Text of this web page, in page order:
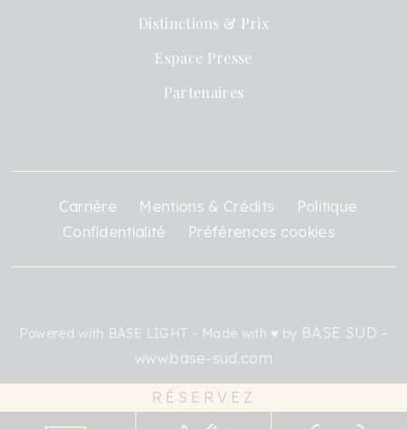
RÉSERVEZ
Distinctions & Prix
Espace Presse
Partenaires
Carrière Mentions & Crédits
Politique
Confidentialité
Préférences cookies
Powered with BASE LIGHT - Made with ♥ by BASE SUD -
www.base-sud.com